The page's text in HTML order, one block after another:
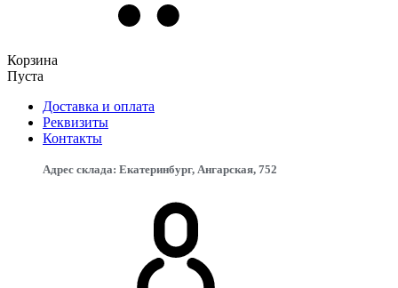
Корзина
Пуста
Доставка и оплата
Реквизиты
Контакты
Адрес склада: Екатеринбург, ​Ангарская, 75​2